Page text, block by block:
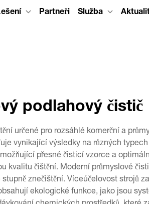
Partneři Služba
podlahový čistič
určené pro rozsáhlé komerční a
vynikající výsledky na různých
přesné čisticí vzorce a
kvalitu čištění. Moderní průmyslové
znečištění. Víceúčelovost strojů
ekologické funkce, jako jsou